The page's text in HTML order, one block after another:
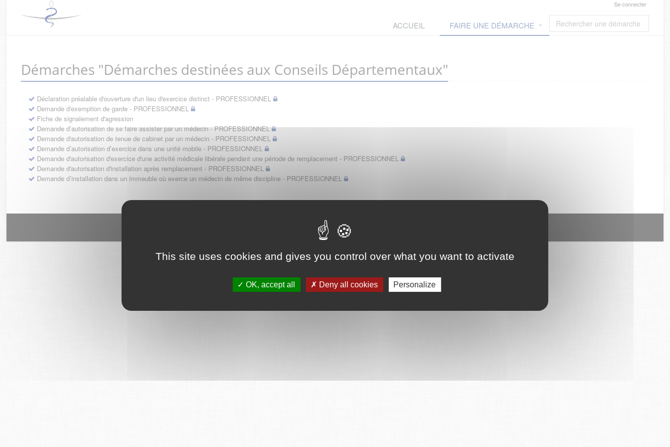
This site uses cookies and gives you control over what you want to activate
OK, accept all Deny all cookies Personalize
Se connecter
ACCUEIL FAIRE UNE DÉMARCHE
Démarches "Démarches destinées aux Conseils Départementaux"
Déclaration préalable d'ouverture d'un lieu d'exercice distinct - PROFESSIONNEL
Demande d'exemption de garde - PROFESSIONNEL
Fiche de signalement d'agression
Demande d’autorisation de se faire assister par un médecin - PROFESSIONNEL
Demande d'autorisation de tenue de cabinet par un médecin - PROFESSIONNEL
Demande d’autorisation d’exercice dans une unité mobile - PROFESSIONNEL
Demande d'autorisation d'exercice d'une activité médicale libérale pendant une période de remplacement - PROFESSIONNEL
Demande d'autorisation d'installation après remplacement - PROFESSIONNEL
Demande d’installation dans un immeuble où exerce un médecin de même discipline - PROFESSIONNEL
CGU Plan du site